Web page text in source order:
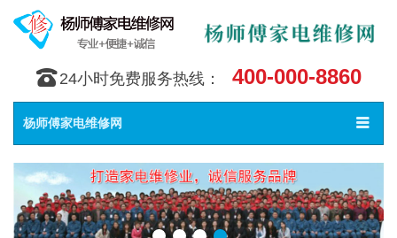
󰇯 24小时免费服务热线： 400-000-8860
Toggle
󰀥
杨师傅家电维修网